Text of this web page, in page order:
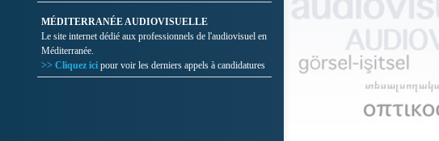
MÉDITERRANÉE AUDIOVISUELLE
Le site internet dédié aux professionnels de l'audiovisuel en
Méditerranée.
>> Cliquez ici pour voir les derniers appels à candidatures